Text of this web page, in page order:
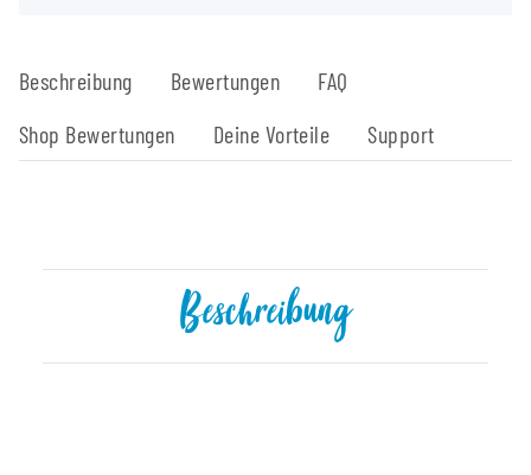
Beschreibung Bewertungen
FAQ
Shop Bewertungen
Deine Vorteile Support
Beschreibung